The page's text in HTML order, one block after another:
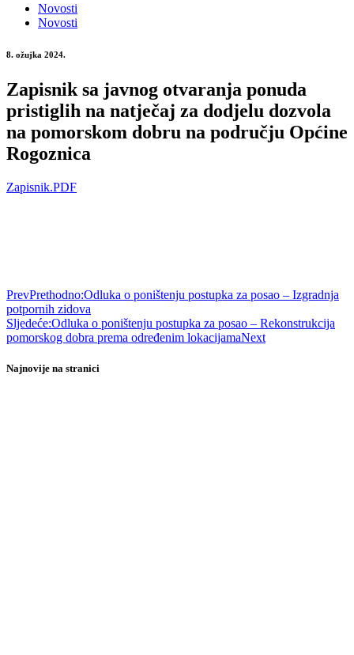
Novosti
Novosti
8. ožujka 2024.
Zapisnik sa javnog otvaranja ponuda
pristiglih na natječaj za dodjelu dozvola
na pomorskom dobru na području Općine
Rogoznica
Zapisnik.PDF
PrevPrethodno:Odluka o poništenju postupka za posao – Izgradnja
potpornih zidova
Sljedeće:Odluka o poništenju postupka za posao – Rekonstrukcija
pomorskog dobra prema određenim lokacijamaNext
Najnovije na stranici